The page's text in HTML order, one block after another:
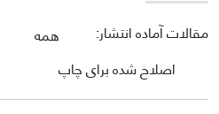
مقالات آماده انتشار: همه
اصلاح شده برای چاپ